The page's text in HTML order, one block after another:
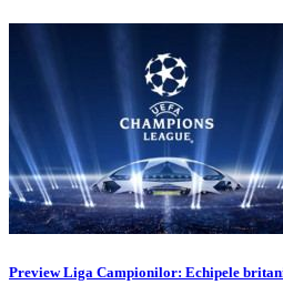
Preview Liga Campionilor: Echipele